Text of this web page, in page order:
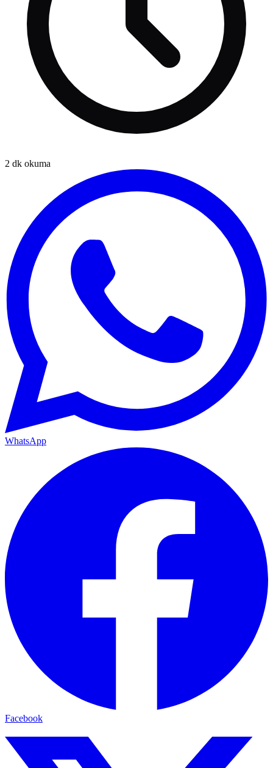
2 dk okuma
WhatsApp
Facebook